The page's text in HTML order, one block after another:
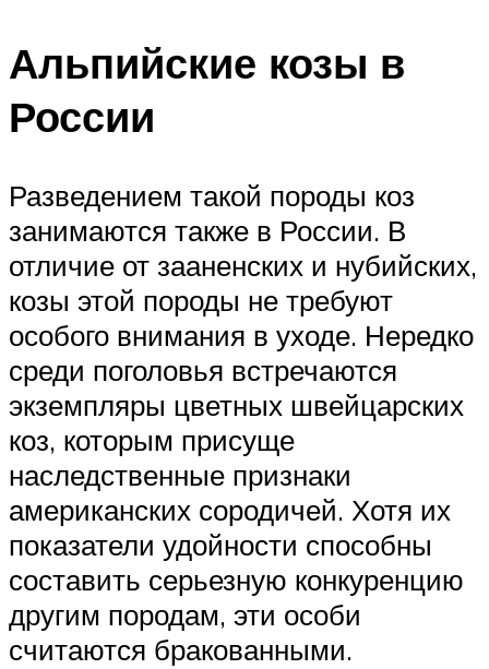
Альпийские козы в
России
Разведением такой породы коз
занимаются также в России. В
отличие от зааненских и нубийских,
козы этой породы не требуют
особого внимания в уходе. Нередко
среди поголовья встречаются
экземпляры цветных швейцарских
коз, которым присуще
наследственные признаки
американских сородичей. Хотя их
показатели удойности способны
составить серьезную конкуренцию
другим породам, эти особи
считаются бракованными.